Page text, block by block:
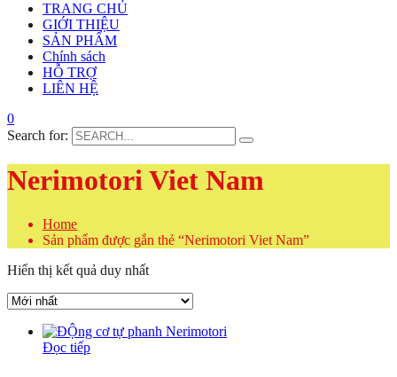
TRANG CHỦ
GIỚI THIỆU
SẢN PHẨM
Chính sách
HỖ TRỢ
LIÊN HỆ
0
Search for:
Nerimotori Viet Nam
Home
Sản phẩm được gắn thẻ “Nerimotori Viet Nam”
Hiển thị kết quả duy nhất
Đọc tiếp